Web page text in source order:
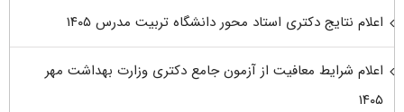
اعلام نتایج دکتری استاد محور دانشگاه تربیت مدرس ۱۴۰۵
اعلام شرایط معافیت از آزمون جامع دکتری وزارت بهداشت مهر
۱۴۰۵